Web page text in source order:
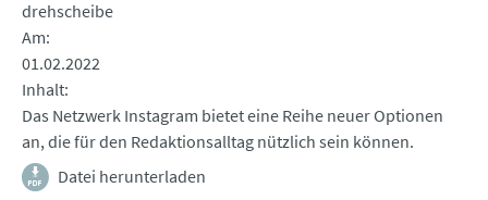
drehscheibe
Am
01.02.2022
Inhalt
Das Netzwerk Instagram bietet eine Reihe neuer Optionen
an, die für den Redaktionsalltag nützlich sein können.
Datei herunterladen